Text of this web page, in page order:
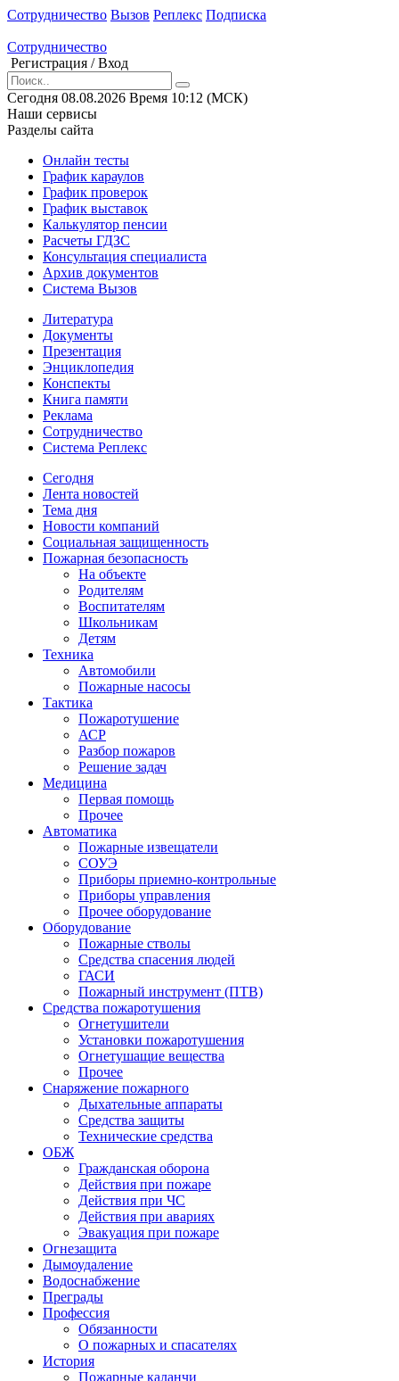
Сотрудничество Вызов Реплекс Подписка
Сотрудничество
Регистрация /Вход
Сегодня 08.08.2026 Время 10:12 (МСК)
Наши сервисы
Разделы сайта
Онлайн тесты
График караулов
График проверок
График выставок
Калькулятор пенсии
Расчеты ГДЗС
Консультация специалиста
Архив документов
Система Вызов
Литература
Документы
Презентация
Энциклопедия
Конспекты
Книга памяти
Реклама
Сотрудничество
Система Реплекс
Сегодня
Лента новостей
Тема дня
Новости компаний
Социальная защищенность
Пожарная безопасность
На объекте
Родителям
Воспитателям
Школьникам
Детям
Техника
Автомобили
Пожарные насосы
Тактика
Пожаротушение
АСР
Разбор пожаров
Решение задач
Медицина
Первая помощь
Прочее
Автоматика
Пожарные извещатели
СОУЭ
Приборы приемно-контрольные
Приборы управления
Прочее оборудование
Оборудование
Пожарные стволы
Средства спасения людей
ГАСИ
Пожарный инструмент (ПТВ)
Средства пожаротушения
Огнетушители
Установки пожаротушения
Огнетушащие вещества
Прочее
Снаряжение пожарного
Дыхательные аппараты
Средства защиты
Технические средства
ОБЖ
Гражданская оборона
Действия при пожаре
Действия при ЧС
Действия при авариях
Эвакуация при пожаре
Огнезащита
Дымоудаление
Водоснабжение
Преграды
Профессия
Обязанности
О пожарных и спасателях
История
Пожарные каланчи